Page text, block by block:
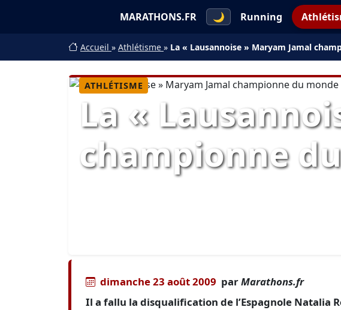
MARATHONS.FR 🌙 Running
Accueil » Athlétisme » La « Lausannoise » Maryam Jamal
ATHLÉTISME
La «
championne
dimanche 23 août 2009 parMarathons.fr
Il a fallu la disqualification de l’Espagnole Natalia